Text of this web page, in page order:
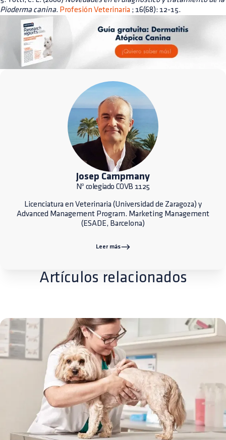
Pioderma canina. Profesión Veterinaria ; 16(68): 12-15.
Josep Campmany
Nº colegiado COVB 1125
Licenciatura en Veterinaria (Universidad de Zaragoza) y
Advanced Management Program. Marketing Management
(ESADE, Barcelona)
Leer más
Artículos relacionados